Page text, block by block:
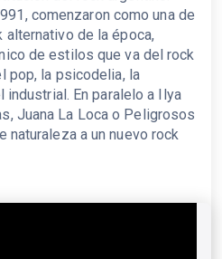
comenzaron como una de
de la época,
de estilos que va del rock
pop, la psicodelia, la
En paralelo a Ilya
Juana La Loca o Peligrosos
naturaleza a un nuevo rock